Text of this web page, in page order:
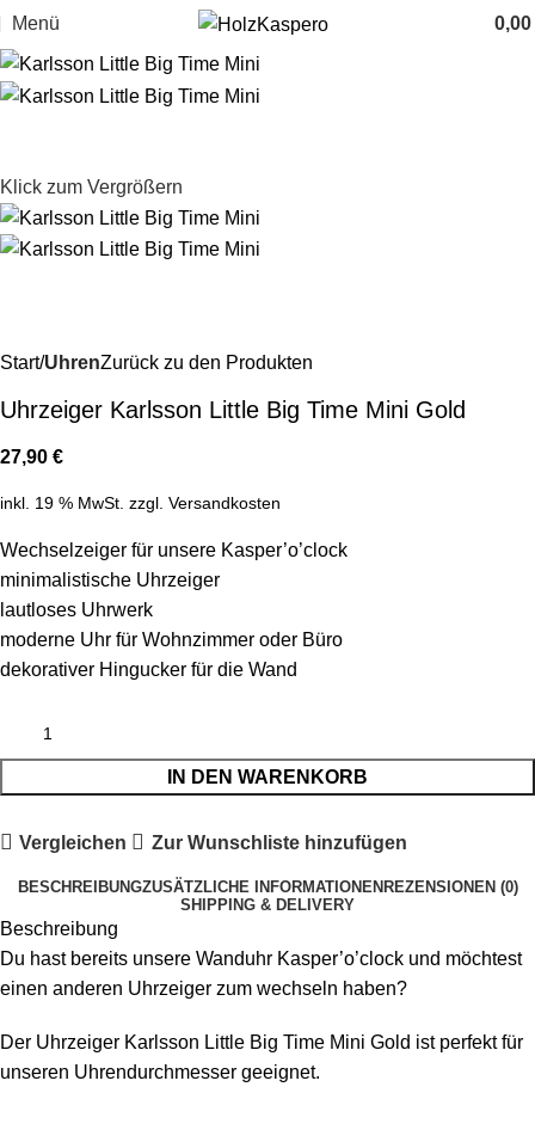
Menü 0,00
Klick zum Vergrößern
Start UhrenZurück zu den Produkten
Uhrzeiger Karlsson Little Big Time Mini Gold
27,90 €
inkl. 19 % MwSt. zzgl. Versandkosten
Wechselzeiger für unsere Kasper’o’clock
minimalistische Uhrzeiger
lautloses Uhrwerk
moderne Uhr für Wohnzimmer oder Büro
dekorativer Hingucker für die Wand
IN DEN WARENKORB
Vergleichen Zur Wunschliste hinzufügen
BESCHREIBUNGZUSÄTZLICHE INFORMATIONEN REZENSIONEN (0)
SHIPPING & DELIVERY
Beschreibung
Du hast bereits unsere Wanduhr Kasper’o’clock und möchtest
einen anderen Uhrzeiger zum wechseln haben?
Der Uhrzeiger Karlsson Little Big Time Mini Gold ist perfekt für
unseren Uhrendurchmesser geeignet.